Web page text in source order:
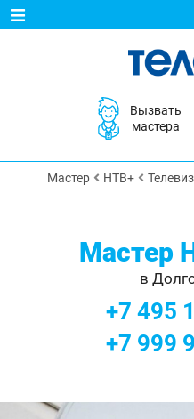
Вызвать
мастера
Мастер НТВ+
Мастер
в
+7 495
+7 999